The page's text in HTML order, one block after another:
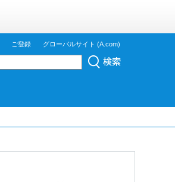
ご登録 グローバルサイト (A.com)